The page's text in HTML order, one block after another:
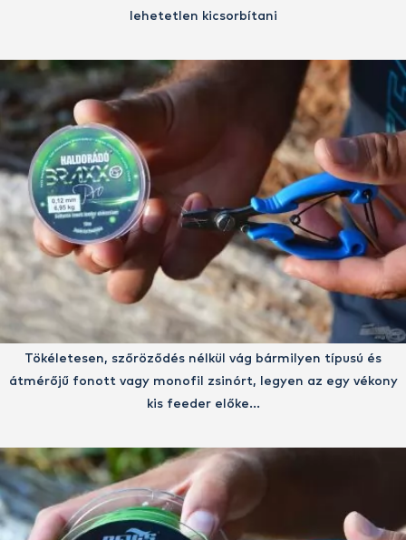
lehetetlen kicsorbítani
Tökéletesen, szőröződés nélkül vág bármilyen típusú és
átmérőjű fonott vagy monofil zsinórt, legyen az egy vékony
kis feeder előke…